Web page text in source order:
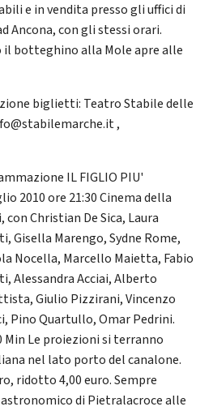
e in vendita presso gli uffici di
Ancona, con gli stessi orari.
il botteghino alla Mole apre alle
biglietti: Teatro Stabile delle
,
IL FIGLIO PIU'
2010 ore 21:30 Cinema della
con Christian De Sica, Laura
Gisella Marengo, Sydne Rome,
Nocella, Marcello Maietta, Fabio
Alessandra Acciai, Alberto
Giulio Pizzirani, Vincenzo
Pino Quartullo, Omar Pedrini.
Min Le proiezioni si terranno
nel lato porto del canalone.
ridotto 4,00 euro. Sempre
di Pietralacroce alle